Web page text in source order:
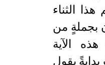
الثناء
بجملةٍ من
الآية
بدايةً بقول